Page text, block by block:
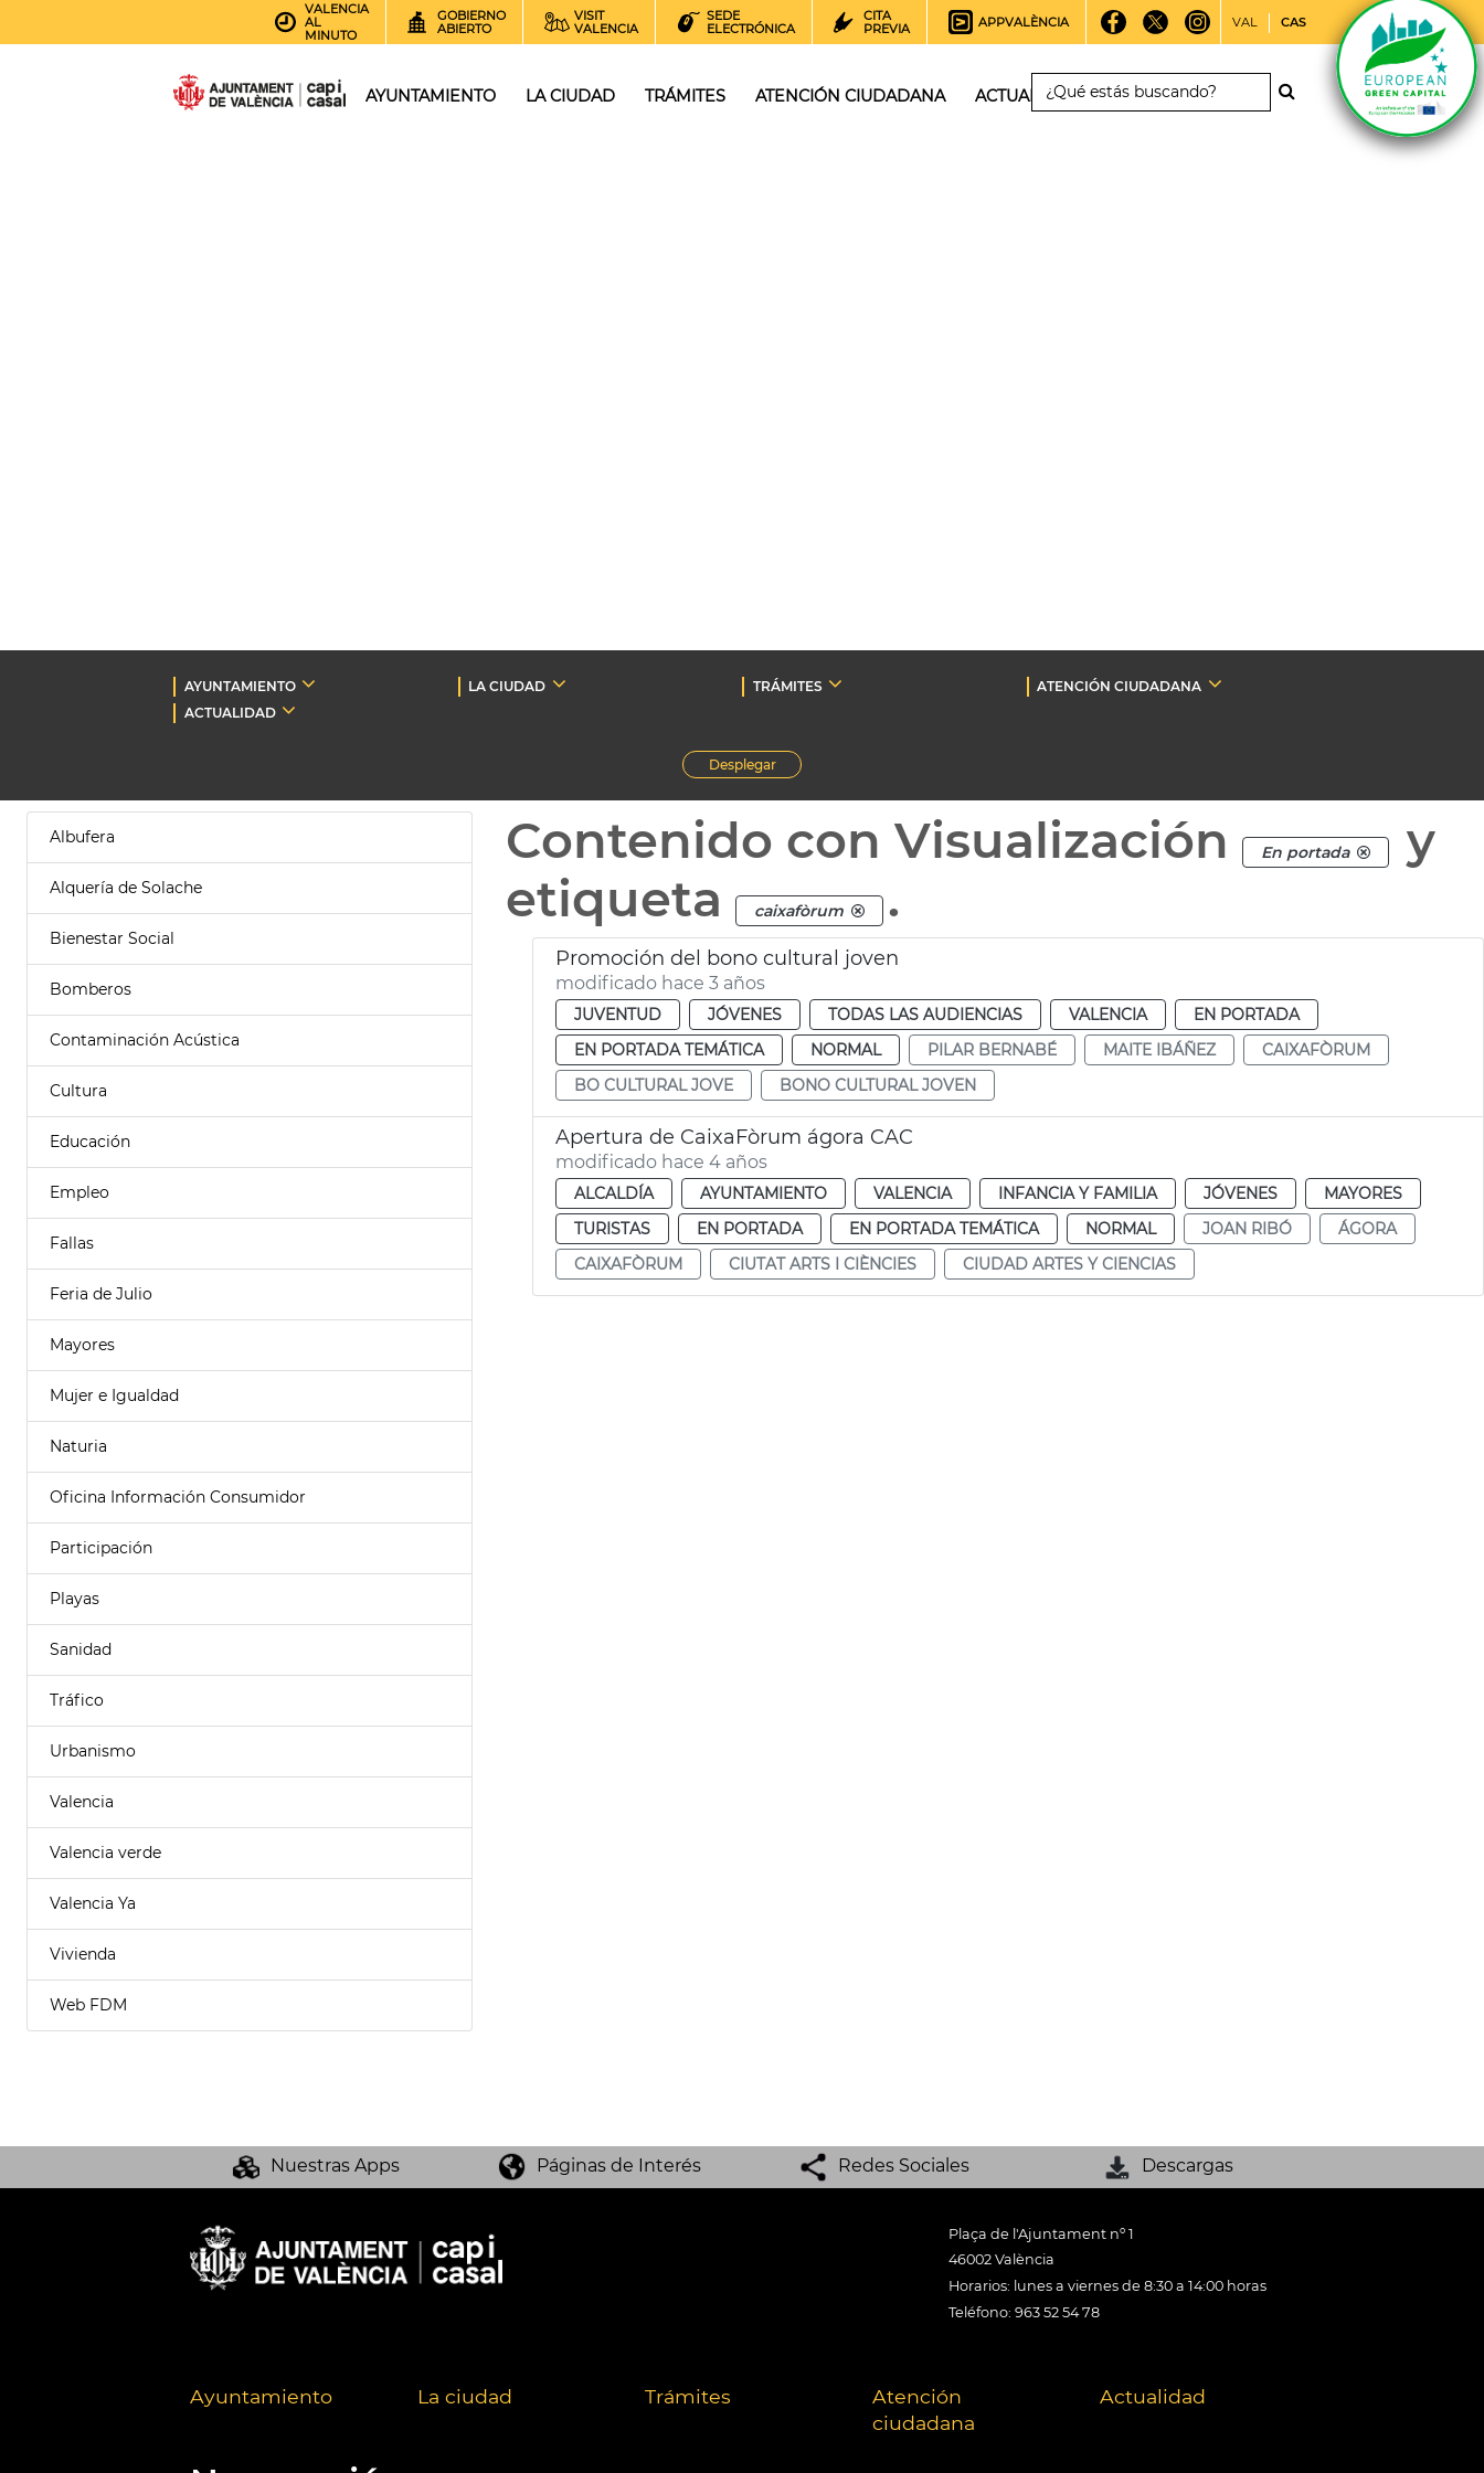
VALENCIA
AL
MINUTO
GOBIERNO
ABIERTO
VISIT
VALENCIA
SEDE
ELECTRÓNICA
CITA
PREVIA
APPVALÈNCIA VAL CAS
AYUNTAMIENTO LA CIUDAD TRÁMITES ATENCIÓN CIUDADANA ACTUALIDAD
AYUNTAMIENTO LA CIUDAD TRÁMITES
ATENCIÓN CIUDADANA
ACTUALIDAD
Desplegar
Albufera
Alquería de Solache
Bienestar Social
Bomberos
Contaminación Acústica
Cultura
Educación
Empleo
Fallas
Feria de Julio
Mayores
Mujer e Igualdad
Naturia
Oficina Información Consumidor
Participación
Playas
Sanidad
Tráfico
Urbanismo
Valencia
Valencia verde
Valencia Ya
Vivienda
Web FDM
Contenido con Visualización En portada
y
etiqueta
caixafòrum .
Promoción del bono cultural joven
modificado hace 3 años
JUVENTUD JÓVENES TODAS LAS AUDIENCIAS VALENCIA
EN PORTADA
EN PORTADA TEMÁTICA
NORMAL PILAR BERNABÉ MAITE IBÁÑEZ
CAIXAFÒRUM
BO CULTURAL JOVE
BONO CULTURAL JOVEN
Apertura de CaixaFòrum ágora CAC
modificado hace 4 años
ALCALDÍA AYUNTAMIENTO VALENCIA INFANCIA Y FAMILIA JÓVENES
MAYORES
TURISTAS
EN PORTADA EN PORTADA TEMÁTICA NORMAL JOAN RIBÓ
ÁGORA
CAIXAFÒRUM
CIUTAT ARTS I CIÈNCIES CIUDAD ARTES Y CIENCIAS
Nuestras Apps Páginas de Interés Redes Sociales Descargas
Plaça de l'Ajuntament nº 1
46002 València
Horarios: lunes a viernes de 8:30 a 14:00 horas
Teléfono: 963 52 54 78
Ayuntamiento La ciudad Trámites
Atención
ciudadana
Actualidad